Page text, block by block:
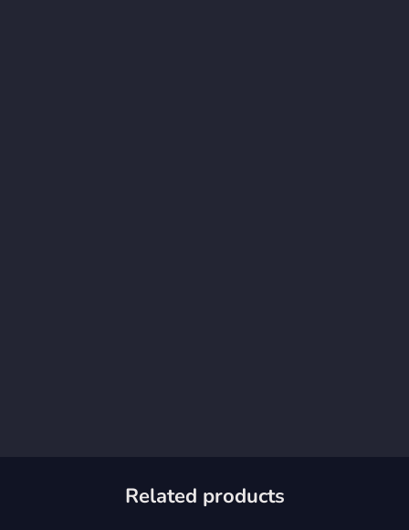
Related products